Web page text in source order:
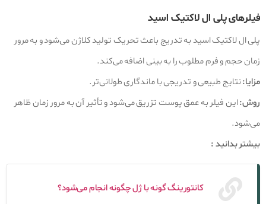
فیلرهای پلی ال لاکتیک اسید
پلی ال لاکتیک اسید به تدریج باعث تحریک تولید کلاژن می‌شود و به مرور
زمان حجم و فرم مطلوب را به بینی اضافه می‌کند.
مزایا:نتایج طبیعی و تدریجی با ماندگاری طولانی‌تر.
روش:این فیلر به عمق پوست تزریق می‌شود و تأثیر آن به مرور زمان ظاهر
می‌شود.
بیشتر بدانید :
کانتورینگ گونه با ژل چگونه انجام می‌شود؟